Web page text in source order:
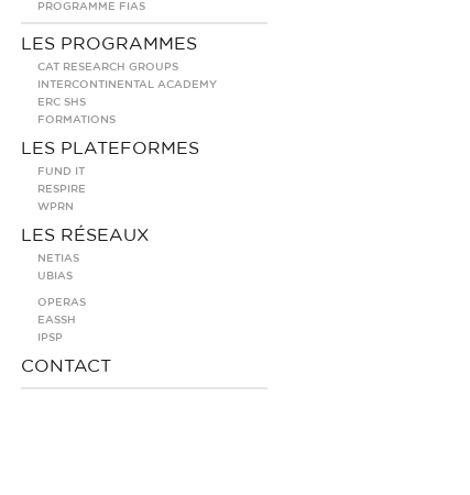
PROGRAMME FIAS
LES PROGRAMMES
CAT RESEARCH GROUPS
INTERCONTINENTAL ACADEMY
ERC SHS
FORMATIONS
LES PLATEFORMES
FUND IT
RESPIRE
WPRN
LES RÉSEAUX
NETIAS
UBIAS
OPERAS
EASSH
IPSP
CONTACT